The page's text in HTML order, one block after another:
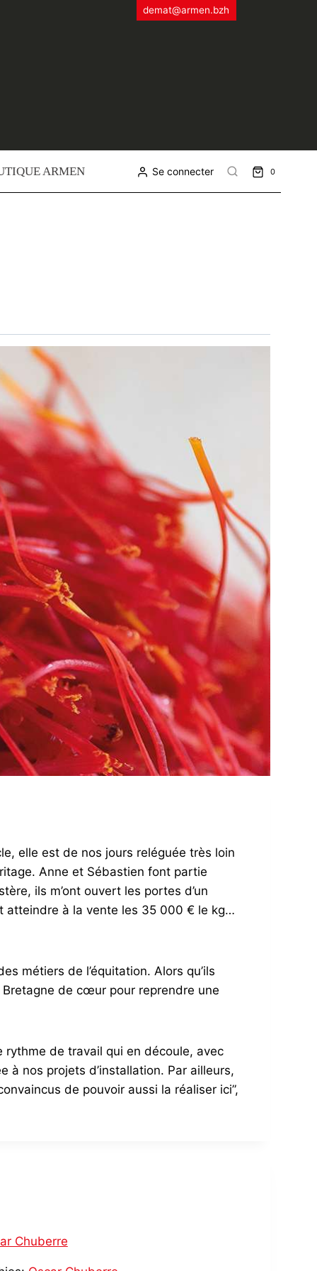
demat@armen.bzh
ARMEN Se connecter 0
elle est de nos jours reléguée très loin
Anne et Sébastien font partie
ils m’ont ouvert les portes d’un
atteindre à la vente les 35 000 € le kg…
métiers de l’équitation. Alors qu’ils
de cœur pour reprendre une
rythme de travail qui en découle, avec
à nos projets d’installation. Par ailleurs,
de pouvoir aussi la réaliser ici”,
Chuberre